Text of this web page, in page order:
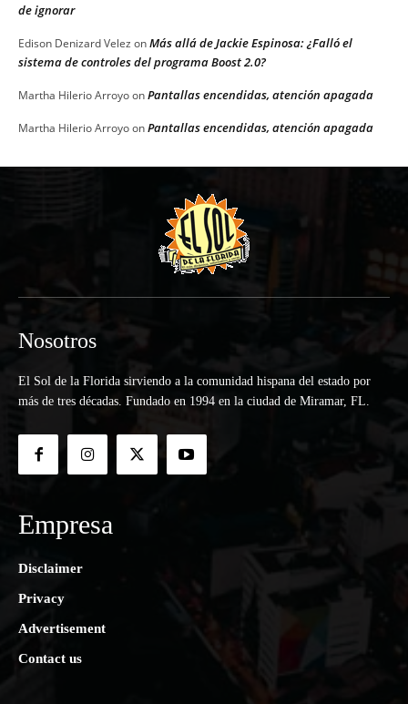
de ignorar
Edison Denizard Velez onMás allá de Jackie Espinosa: ¿Falló el
sistema de controles del programa Boost 2.0?
Martha Hilerio ArroyoonPantallas encendidas, atención apagada
Martha Hilerio ArroyoonPantallas encendidas, atención apagada
Nosotros
El Sol de la Florida sirviendo a la comunidad hispana del estado por
más de tres décadas. Fundado en 1994 en la ciudad de Miramar, FL.
Empresa
Disclaimer
Privacy
Advertisement
Contact us